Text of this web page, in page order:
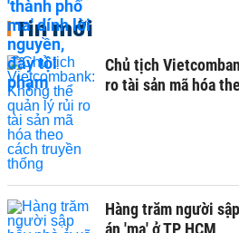
Tin mới
Chủ tịch
ro tài sản mã hóa
Hàng trăm người
án 'ma' ở TP HCM